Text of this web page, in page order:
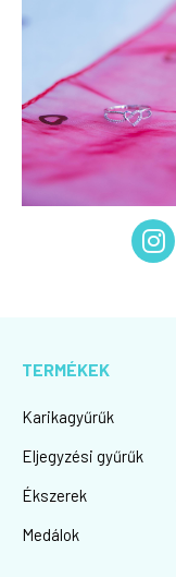
TERMÉKEK
Karikagyűrűk
Eljegyzési gyűrűk
Ékszerek
Medálok